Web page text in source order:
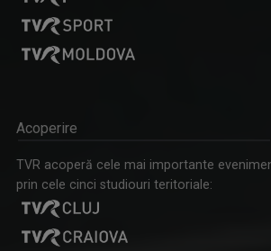
O cronică a trecutului și a destinului unei ...
Acoperire
TVR acoperă cele mai importante
prin cele cinci studiouri teritoriale: